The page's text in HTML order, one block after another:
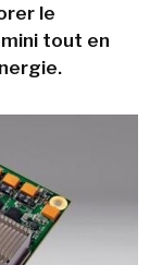
le
tout en